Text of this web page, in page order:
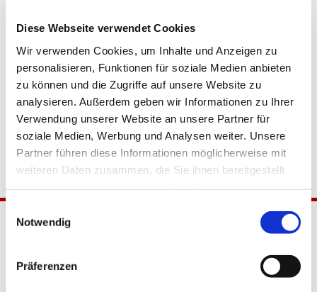
Diese Webseite verwendet Cookies
Wir verwenden Cookies, um Inhalte und Anzeigen zu
personalisieren, Funktionen für soziale Medien anbieten
zu können und die Zugriffe auf unsere Website zu
analysieren. Außerdem geben wir Informationen zu Ihrer
Verwendung unserer Website an unsere Partner für
soziale Medien, Werbung und Analysen weiter. Unsere
Partner führen diese Informationen möglicherweise mit
weiteren Daten zusammen, die Sie ihnen bereitgestellt
Notwendig
Präferenzen